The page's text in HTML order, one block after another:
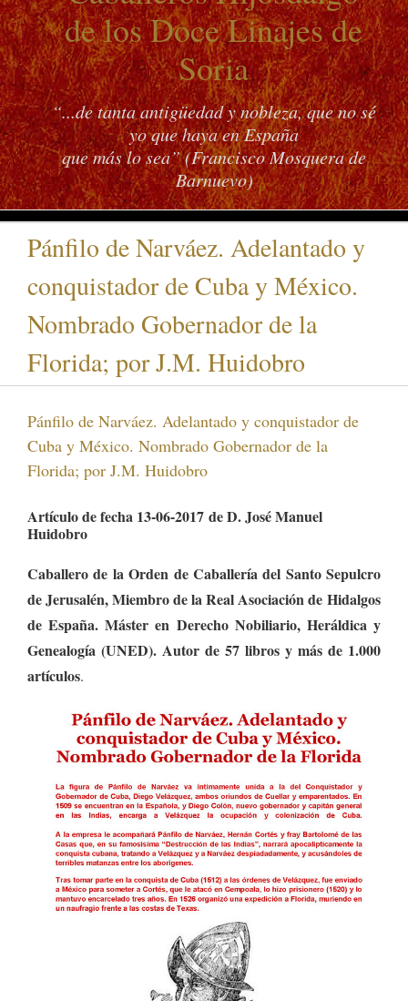
de los Doce Linajes de
Soria
“...de tanta antigüedad y nobleza, que no sé
yo que haya en España
que más lo sea” (Francisco Mosquera de
Barnuevo)
Pánfilo de Narváez. Adelantado y
conquistador de Cuba y México.
Nombrado Gobernador de la
Florida; por J.M. Huidobro
Pánfilo de Narváez. Adelantado y conquistador de
Cuba y México. Nombrado Gobernador de la
Florida; por J.M. Huidobro
Artículo de fecha 13-06-2017 de D. José Manuel
Huidobro
Caballero de la Orden de Caballería del Santo Sepulcro
de Jerusalén, Miembro de la Real Asociación de Hidalgos
de España. Máster en Derecho Nobiliario, Heráldica y
Genealogía (UNED). Autor de 57 libros y más de 1.000
artículos.